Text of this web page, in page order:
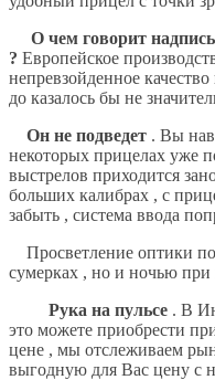
О чем говорит
? Европейское
непревзойденное
до казалось бы не
Он не подведет . Вы
некоторых прицелах уже
выстрелов приходится
больших калибрах , с
забыть , система ввода
Просветление оптики
сумерках , но и ночью при
Рука на пульсе . В
это можете приобрести
цене , мы отслеживаем
выгодную для Вас цену с